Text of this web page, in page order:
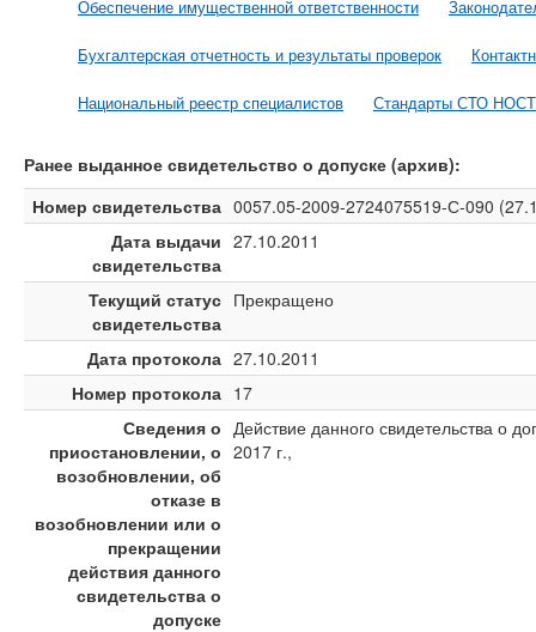
Обеспечение имущественной ответственности
Бухгалтерская отчетность и результаты проверок
Национальный реестр специалистов Стандарты СТО
Ранее выданное свидетельство о допуске (архив):
Номер свидетельства 0057.05-2009-2724075519-С-090
Дата выдачи
свидетельства
27.10.2011
Текущий статус
свидетельства
Прекращено
Дата протокола 27.10.2011
Номер протокола 17
Сведения о
приостановлении, о
возобновлении, об
отказе в
возобновлении или о
прекращении
действия данного
свидетельства о
допуске
Действие данного свидетельства
2017 г.,